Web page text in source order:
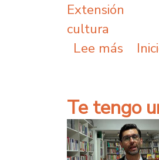
Extensión
cultura
Lee más
Te tengo